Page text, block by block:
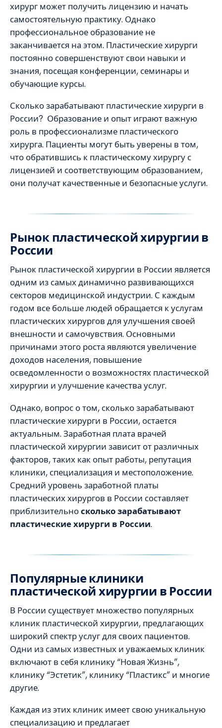
хирург может получить лицензию и начать
самостоятельную практику. Однако
профессиональное образование не
заканчивается на этом. Пластические хирурги
постоянно совершенствуют свои навыки и
знания, посещая конференции, семинары и
обучающие курсы.
Сколько зарабатывают пластические хирурги в
России? Образование и опыт играют важную
роль в профессионализме пластического
хирурга. Пациенты могут быть уверены в том,
что обратившись к пластическому хирургу с
лицензией и соответствующим образованием,
они получат качественные и безопасные услуги.
Рынок пластической хирургии в
России
Рынок пластической хирургии в России является
одним из самых динамично развивающихся
секторов медицинской индустрии. С каждым
годом все больше людей обращается к услугам
пластических хирургов для улучшения своей
внешности и самочувствия. Основными
причинами этого роста являются увеличение
доходов населения, повышение
осведомленности о возможностях пластической
хирургии и улучшение качества услуг.
Однако, вопрос о том, сколько зарабатывают
пластические хирурги в России, остается
актуальным. Заработная плата врачей
пластической хирургии зависит от различных
факторов, таких как опыт работы, репутация
клиники, специализация и местоположение.
Средний уровень заработной платы
пластических хирургов в России составляет
приблизительносколько зарабатывают
пластические хирурги в России.
Популярные клиники
пластической хирургии в России
В России существует множество популярных
клиник пластической хирургии, предлагающих
широкий спектр услуг для своих пациентов.
Одни из самых известных и уважаемых клиник
включают в себя клинику “Новая Жизнь”,
клинику “Эстетик”, клинику “Пластикс” и многие
другие.
Каждая из этих клиник имеет свою уникальную
специализацию и предлагает